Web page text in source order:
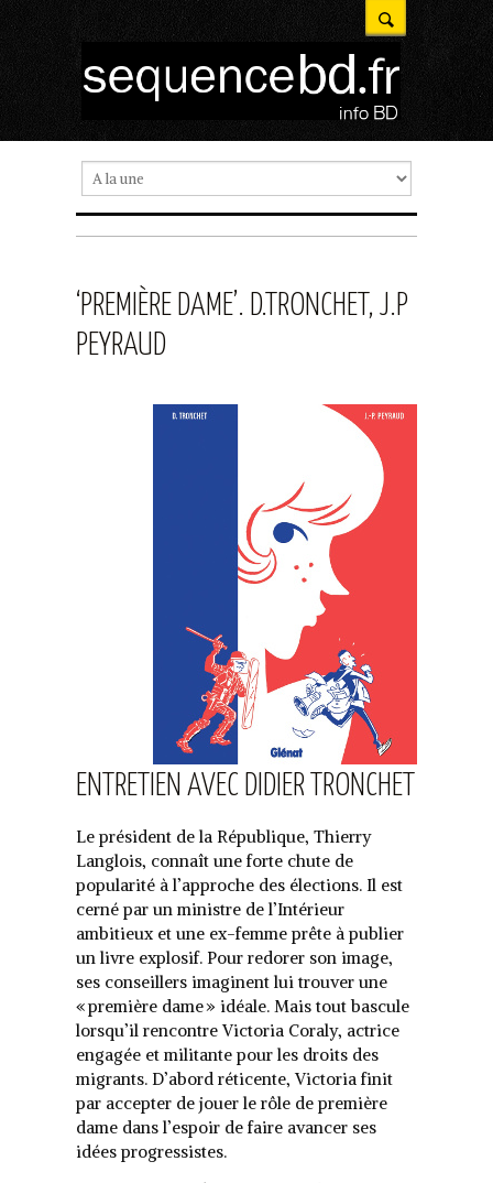
‘PREMIÈRE DAME’. D.TRONCHET, J.P
PEYRAUD
ENTRETIEN AVEC DIDIER TRONCHET
Le président de la République, Thierry
Langlois, connaît une forte chute de
popularité à l’approche des élections. Il est
cerné par un ministre de l’Intérieur
ambitieux et une ex-femme prête à publier
un livre explosif. Pour redorer son image,
ses conseillers imaginent lui trouver une
« première dame » idéale. Mais tout bascule
lorsqu’il rencontre Victoria Coraly, actrice
engagée et militante pour les droits des
migrants. D’abord réticente, Victoria finit
par accepter de jouer le rôle de première
dame dans l’espoir de faire avancer ses
idées progressistes.